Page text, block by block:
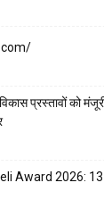
प्रस्तावों को
Award 2026: 13